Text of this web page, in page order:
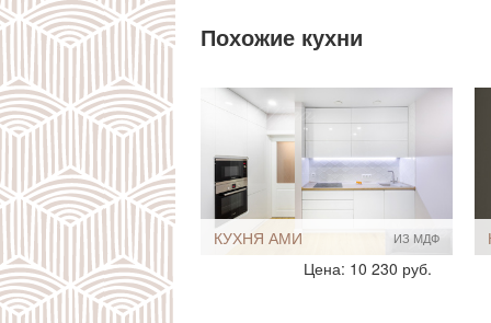
Похожие кухни
ИЗ МДФ
КУХНЯ СНЕДЖ
Современный
Цена: 19 456 руб.